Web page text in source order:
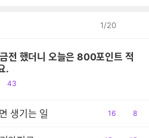
1/20
전 했더니 오늘은 800포인트 적
.
댓
43
생기는 일
공
16
댓
8